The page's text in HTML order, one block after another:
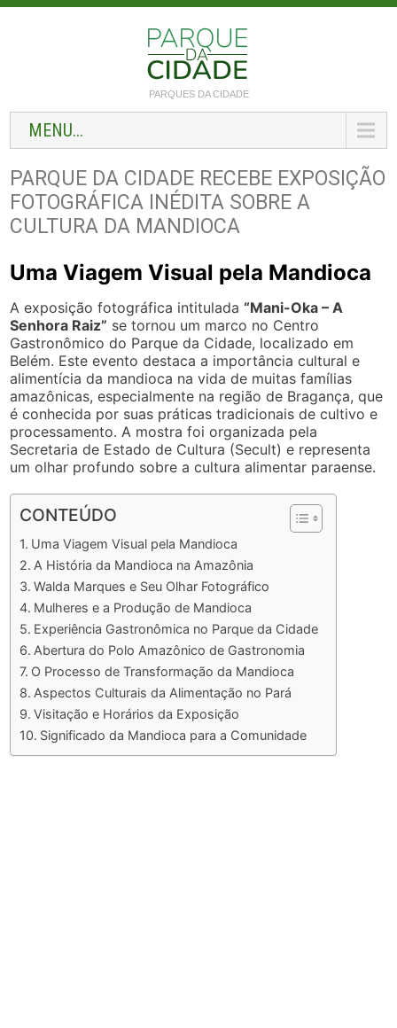
PARQUES DA CIDADE
MENU...
PARQUE DA CIDADE RECEBE EXPOSIÇÃO
FOTOGRÁFICA INÉDITA SOBRE A
CULTURA DA MANDIOCA
Uma Viagem Visual pela Mandioca
A exposição fotográfica intitulada“Mani-Oka – A
Senhora Raiz” se tornou um marco no Centro
Gastronômico do Parque da Cidade, localizado em
Belém. Este evento destaca a importância cultural e
alimentícia da mandioca na vida de muitas famílias
amazônicas, especialmente na região de Bragança, que
é conhecida por suas práticas tradicionais de cultivo e
processamento. A mostra foi organizada pela
Secretaria de Estado de Cultura (Secult) e representa
um olhar profundo sobre a cultura alimentar paraense.
CONTEÚDO
Uma Viagem Visual pela Mandioca
A História da Mandioca na Amazônia
Walda Marques e Seu Olhar Fotográfico
Mulheres e a Produção de Mandioca
Experiência Gastronômica no Parque da Cidade
Abertura do Polo Amazônico de Gastronomia
O Processo de Transformação da Mandioca
Aspectos Culturais da Alimentação no Pará
Visitação e Horários da Exposição
Significado da Mandioca para a Comunidade